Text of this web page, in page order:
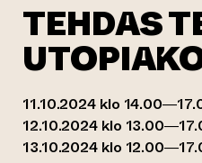
TEHDAS
11.10.2024 klo
12.10.2024 klo
13.10.2024 klo